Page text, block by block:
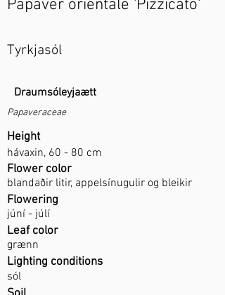
Papaver orientale 'Pizzicato'
Tyrkjasól
Draumsóleyjaætt
Papaveraceae
Height
hávaxin, 60 - 80 cm
Flower color
blandaðir litir, appelsínugulir og bleikir
Flowering
júní - júlí
Leaf color
grænn
Lighting conditions
sól